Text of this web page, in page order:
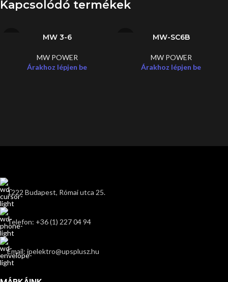
Kapcsolódó termékek
MW 3-6
MW POWER
Árakhoz lépjen be
MW-SC6B
MW POWER
Árakhoz lépjen be
1222 Budapest, Római utca 25.
Telefon: +36 (1) 227 04 94
Email: ipelektro@upsplusz.hu